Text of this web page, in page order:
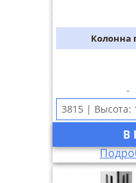
Колонна
-
В